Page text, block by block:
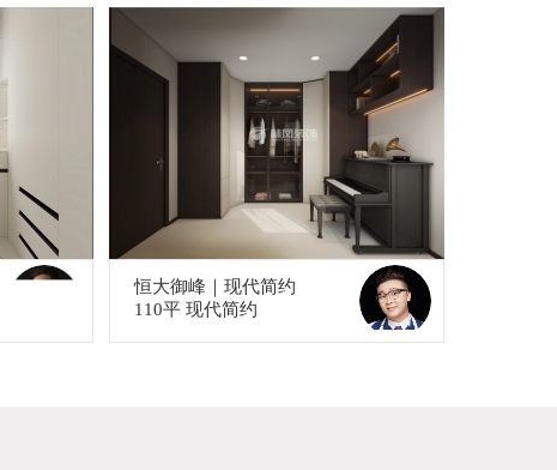
恒大御峰｜现代简约
110平 现代简约